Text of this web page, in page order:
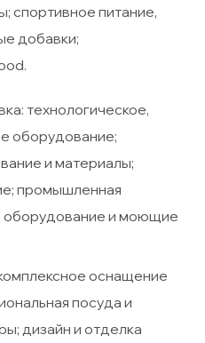
спортивное питание,
добавки;
технологическое,
оборудование;
и материалы;
промышленная
оборудование и моющие
оснащение
посуда и
дизайн и отделка